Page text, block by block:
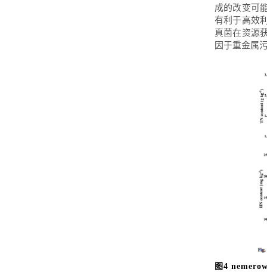
成的改变可
有利于高效
真菌在资源
因于重金属
图4